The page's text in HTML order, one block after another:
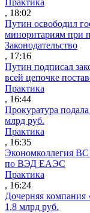
, 18:02
Путин освободил
миноритариям при
Законодательство
, 17:16
Путин подписал
всей цепочке
Практика
, 16:44
Прокуратура
млрд руб.
Практика
, 16:35
Экономколлегия ВС
по ВЭД ЕАЭС
Практика
, 16:24
Дочерняя
1,8 млрд руб.